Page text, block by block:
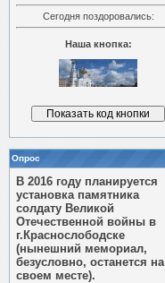
Сегодня поздоровались:
Наша кнопка:
Опрос
В 2016 году планируется
установка памятника
солдату Великой
Отечественной войны в
г.Краснослободске
(нынешний мемориал,
безусловно, останется на
своем месте).